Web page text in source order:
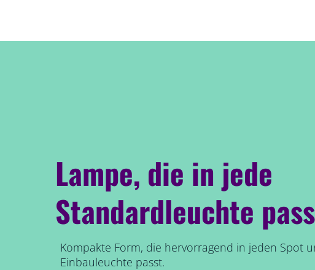
Lampe, die in jede
Standardleuchte
Kompakte Form, die hervorragend in jeden Spot
Einbauleuchte passt.